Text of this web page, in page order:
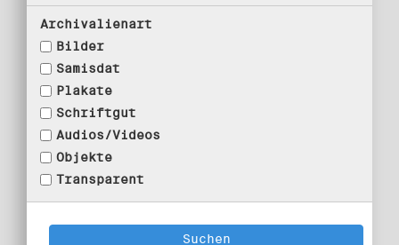
Archivalienart
Bilder
Samisdat
Plakate
Schriftgut
Audios/Videos
Objekte
Transparent